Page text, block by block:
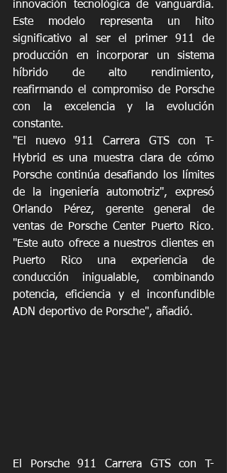
innovación tecnológica de vanguardia.
Este modelo representa un hito
significativo al ser el primer 911 de
producción en incorporar un sistema
híbrido de alto rendimiento,
reafirmando el compromiso de Porsche
con la excelencia y la evolución
constante.
"El nuevo 911 Carrera GTS con T-
Hybrid es una muestra clara de cómo
Porsche continúa desafiando los límites
de la ingeniería automotriz", expresó
Orlando Pérez, gerente general de
ventas de Porsche Center Puerto Rico.
"Este auto ofrece a nuestros clientes en
Puerto Rico una experiencia de
conducción inigualable, combinando
potencia, eficiencia y el inconfundible
ADN deportivo de Porsche", añadió.
El Porsche 911 Carrera GTS con T-